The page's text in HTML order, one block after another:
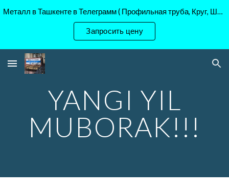
Skip to navigation
Металл в Ташкенте в Телеграмм ( Профильная труба, Круг, Шестигранник Ст45, 40Х, )
Запросить цену
YANGI YIL
MUBORAK!!!